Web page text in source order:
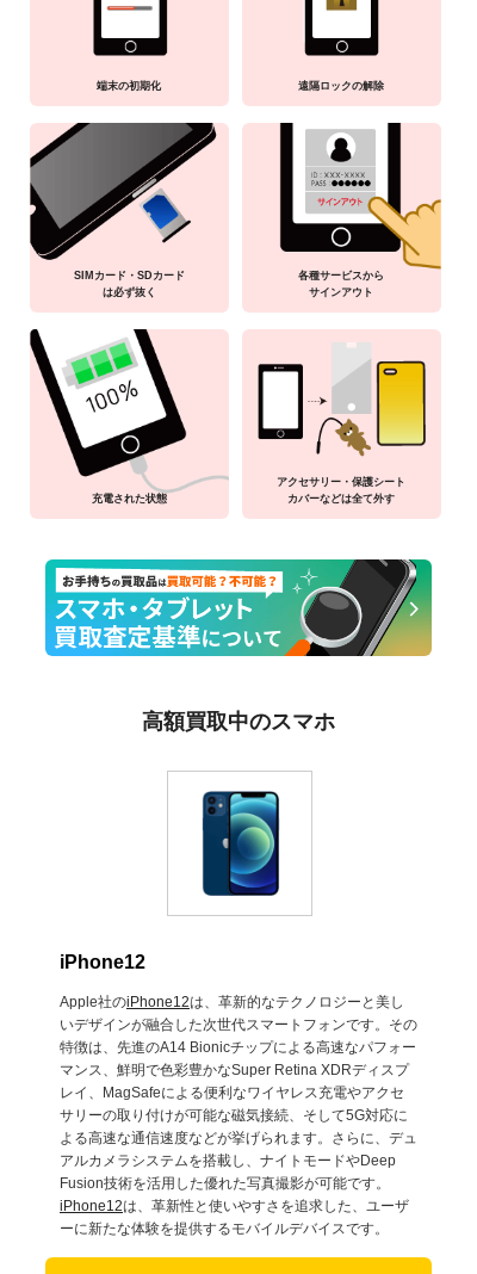
端末の初期化 遠隔ロックの解除
SIMカード・SDカード
は必ず抜く
各種サービスから
サインアウト
充電された状態
アクセサリー・保護シート
カバーなどは全て外す
高額買取中のスマホ
iPhone12
Apple社のiPhone12は、革新的なテクノロジーと美し
いデザインが融合した次世代スマートフォンです。その
特徴は、先進のA14 Bionicチップによる高速なパフォー
マンス、鮮明で色彩豊かなSuper Retina XDRディスプ
レイ、MagSafeによる便利なワイヤレス充電やアクセ
サリーの取り付けが可能な磁気接続、そして5G対応に
よる高速な通信速度などが挙げられます。さらに、デュ
アルカメラシステムを搭載し、ナイトモードやDeep
Fusion技術を活用した優れた写真撮影が可能です。
iPhone12は、革新性と使いやすさを追求した、ユーザ
ーに新たな体験を提供するモバイルデバイスです。